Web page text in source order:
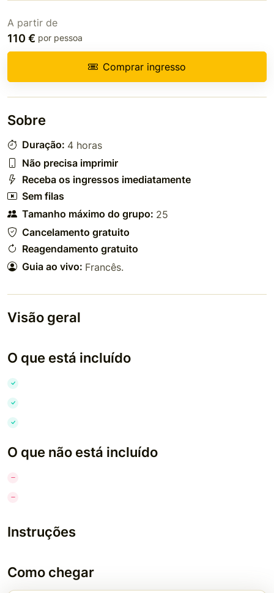
A partir de
110 € por pessoa
Comprar ingresso
Sobre
Duração: 4 horas
Não precisa imprimir
Receba os ingressos imediatamente
Sem filas
Tamanho máximo do grupo: 25
Cancelamento gratuito
Reagendamento gratuito
Guia ao vivo: Francês.
Visão geral
O que está incluído
O que não está incluído
Instruções
Como chegar